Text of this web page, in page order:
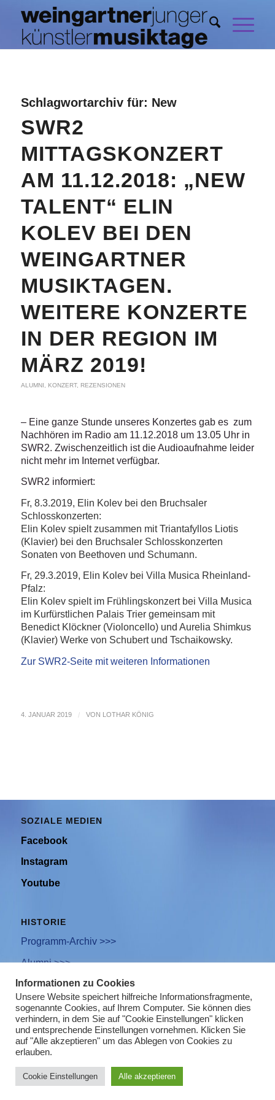
Schlagwortarchiv für: New
SWR2
MITTAGSKONZERT
AM 11.12.2018: „NEW
TALENT“ ELIN
KOLEV BEI DEN
WEINGARTNER
MUSIKTAGEN.
WEITERE KONZERTE
IN DER REGION IM
MÄRZ 2019!
ALUMNI KONZERT, REZENSIONEN
– Eine ganze Stunde unseres Konzertes gab es zum
Nachhören im Radio am 11.12.2018 um 13.05 Uhr in
SWR2. Zwischenzeitlich ist die Audioaufnahme leider
nicht mehr im Internet verfügbar.
SWR2 informiert:
Fr, 8.3.2019, Elin Kolev bei den Bruchsaler
Schlosskonzerten:
Elin Kolev spielt zusammen mit Triantafyllos Liotis
(Klavier) bei den Bruchsaler Schlosskonzerten
Sonaten von Beethoven und Schumann.
Fr, 29.3.2019, Elin Kolev bei Villa Musica Rheinland-
Pfalz:
Elin Kolev spielt im Frühlingskonzert bei Villa Musica
im Kurfürstlichen Palais Trier gemeinsam mit
Benedict Klöckner (Violoncello) und Aurelia Shimkus
(Klavier) Werke von Schubert und Tschaikowsky.
Zur SWR2-Seite mit weiteren Informationen
4. JANUAR 2019 / VON LOTHAR KÖNIG
SOZIALE MEDIEN
Facebook
Instagram
Youtube
HISTORIE
Programm-Archiv >>>
Alumni >>>
Newsletter Anmeldung
Impressum
Datenschutz
Informationen zu Cookies
Unsere Website speichert hilfreiche Informationsfragmente,
sogenannte Cookies, auf Ihrem Computer. Sie können dies
verhindern, in dem Sie auf "Cookie Einstellungen" klicken
und entsprechende Einstellungen vornehmen. Klicken Sie
auf "Alle akzeptieren" um das Ablegen von Cookies zu
erlauben.
Cookie Einstellungen Alle akzeptieren